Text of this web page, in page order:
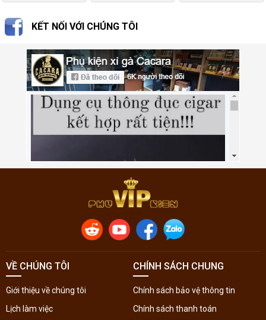
KẾT NỐI VỚI CHÚNG TÔI
VỀ CHÚNG TÔI
Giới thiệu về chúng tôi
Lịch làm việc
CHÍNH SÁCH CHUNG
Chính sách bảo vệ thông tin
Chính sách thanh toán